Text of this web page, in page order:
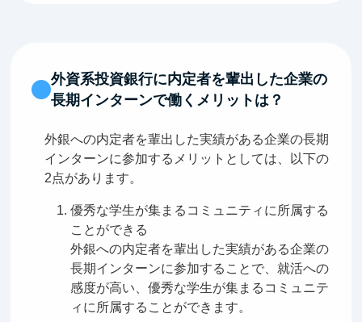
外資系投資銀行に内定者を輩出した企業の
長期インターンで働くメリットは？
外銀への内定者を輩出した実績がある企業の長期
インターンに参加するメリットとしては、以下の
2点があります。
優秀な学生が集まるコミュニティに所属する
ことができる
外銀への内定者を輩出した実績がある企業の
長期インターンに参加することで、就活への
感度が高い、優秀な学生が集まるコミュニテ
ィに所属することができます。